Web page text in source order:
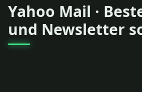
Yahoo Mail ·
und Newsletter